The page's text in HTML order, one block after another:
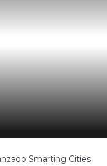
Smarting Cities